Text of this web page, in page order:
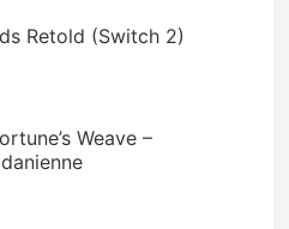
Retold (Switch 2)
Weave –